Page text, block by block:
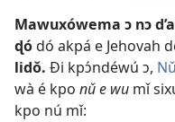
Mawuxówema ɔ nɔ
ɖódó akpá e Jehovah
lidǒ. Ði kpɔ́ndéwú ɔ,
wà é kpo nǔ e wu mǐ
kpo nú mǐ: